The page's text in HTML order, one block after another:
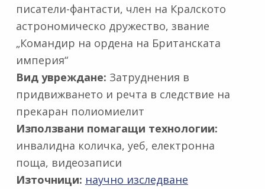
писатели-фантасти, член на Кралското
астрономическо дружество, звание
„Командир на ордена на Британската
империя“
Вид увреждане: Затруднения в
придвижването и речта в следствие на
прекаран полиомиелит
Използвани помагащи технологии:
инвалидна количка, уеб, електронна
поща, видеозаписи
Източници: научно изследване